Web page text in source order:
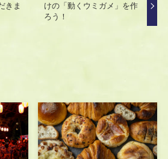
きま
けの「動くウミガメ」を作
ろう！